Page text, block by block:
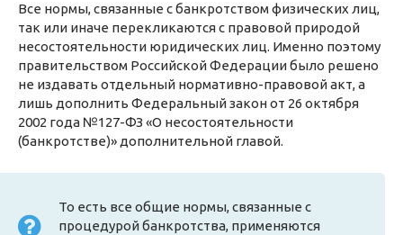
Все нормы, связанные с банкротством физических лиц,
так или иначе перекликаются с правовой природой
несостоятельности юридических лиц. Именно поэтому
правительством Российской Федерации было решено
не издавать отдельный нормативно-правовой акт, а
лишь дополнить Федеральный закон от 26 октября
2002 года №127-ФЗ «О несостоятельности
(банкротстве)» дополнительной главой.
То есть все общие нормы, связанные с
процедурой банкротства, применяются